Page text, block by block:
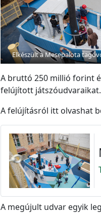
Elkészült a Mesepalota
A bruttó 250 millió forint
felújított játszóudvaraikat.
A felújításról itt olvashat
A megújult udvar egyik